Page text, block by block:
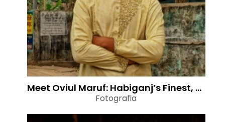
Meet Oviul Maruf: Habiganj’s Finest, Among Sylhet’s Best Photographers
Fotografia